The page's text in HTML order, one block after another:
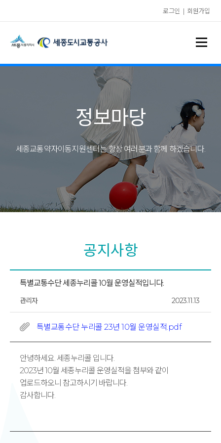
로그인 | 회원가입
정보마당
세종교통약자이동지원센터는 항상 여러분과 함께 하겠습니다.
공지사항
특별교통수단 세종누리콜 10월 운영실적입니다.
관리자 2023.11.13
특별교통수단 누리콜 23년 10월 운영실적.pdf
안녕하세요. 세종누리콜 입니다.
2023년 10월 세종누리콜 운영실적을 첨부와 같이
업로드하오니 참고하시기 바랍니다.
감사합니다.